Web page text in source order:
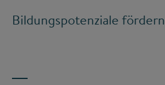
Bildungspotenziale fördern